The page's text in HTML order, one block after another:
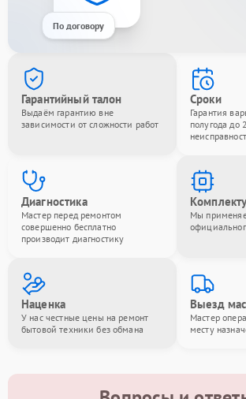
По договору
Гарантийный талон
Выдаём гарантию вне
зависимости от сложности работ
Сроки
Гарантия
полугода до
Диагностика
Мастер перед ремонтом
совершенно бесплатно
производит диагностику
Мы
Наценка
У нас честные цены на ремонт
бытовой техники без обмана
Выезд
Мастер
месту